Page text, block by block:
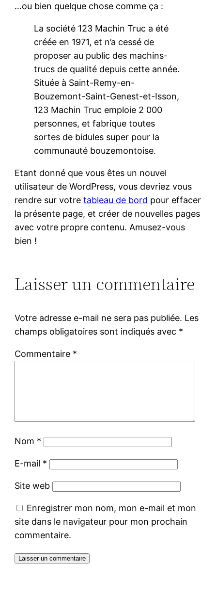
…ou bien quelque chose comme ça :
La société 123 Machin Truc a été
créée en 1971, et n’a cessé de
proposer au public des machins-
trucs de qualité depuis cette année.
Située à Saint-Remy-en-
Bouzemont-Saint-Genest-et-Isson,
123 Machin Truc emploie 2 000
personnes, et fabrique toutes
sortes de bidules super pour la
communauté bouzemontoise.
Etant donné que vous êtes un nouvel
utilisateur de WordPress, vous devriez vous
rendre sur votretableau de bord pour effacer
la présente page, et créer de nouvelles pages
avec votre propre contenu. Amusez-vous
bien !
Laisser un commentaire
Votre adresse e-mail ne sera pas publiée. Les
champs obligatoires sont indiqués avec *
Commentaire *
Nom *
E-mail *
Site web
Enregistrer mon nom, mon e-mail et mon
site dans le navigateur pour mon prochain
commentaire.